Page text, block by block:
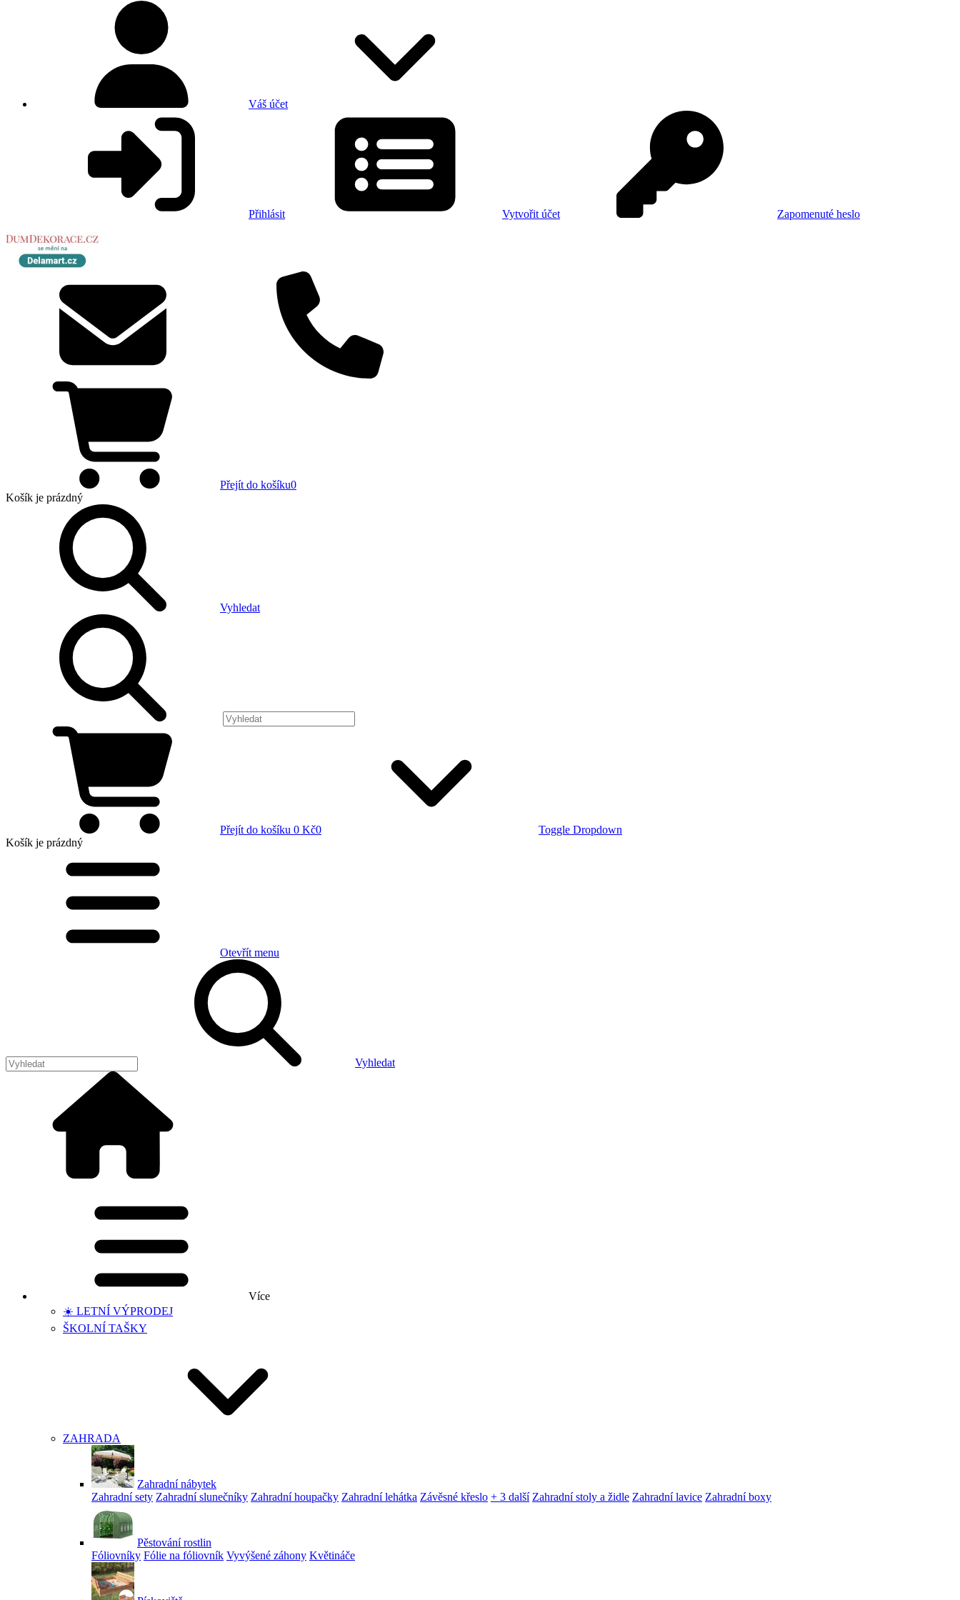
Váš účet
Přihlásit Vytvořit účet Zapomenuté heslo
Přejít do košíku0
Košík je prázdný
Vyhledat
Přejít do košíku 0 Kč0
Toggle Dropdown
Košík je prázdný
Otevřít menu
Vyhledat
Více
☀️ LETNÍ VÝPRODEJ
ŠKOLNÍ TAŠKY
ZAHRADA
Zahradní nábytek
Zahradní sety Zahradní slunečníky Zahradní houpačky Zahradní lehátka Závěsné křeslo + 3 další Zahradní stoly a židle Zahradní lavice Zahradní boxy
Pěstování rostlin
Fóliovníky Fólie na fóliovník Vyvýšené záhony Květináče